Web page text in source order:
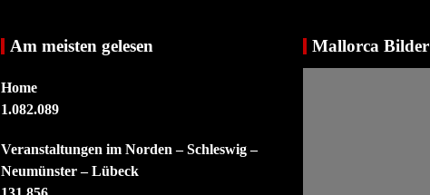
Am meisten gelesen
Home
1.082.089
Veranstaltungen im Norden – Schleswig –
Neumünster – Lübeck
Mallorca Bilder